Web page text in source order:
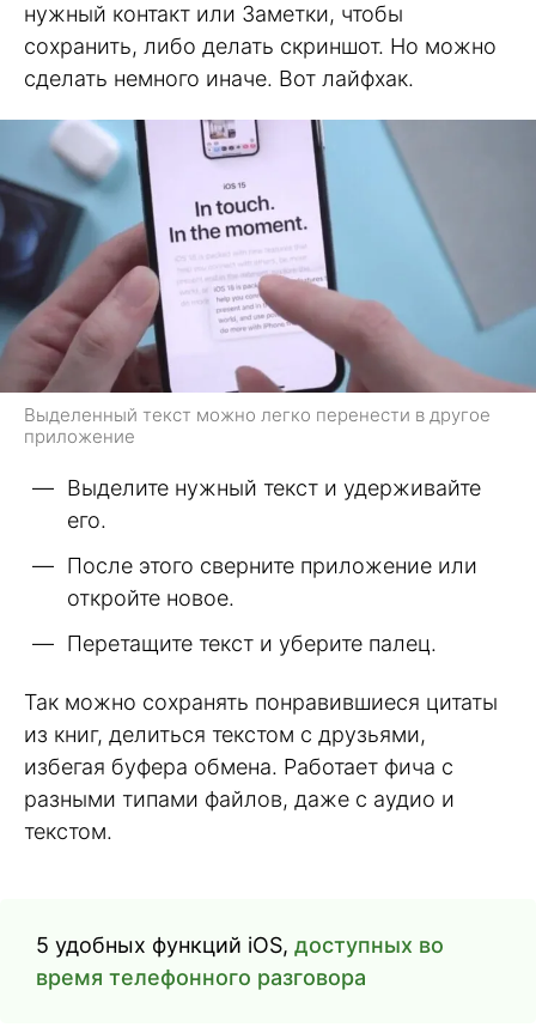
нужный контакт или Заметки, чтобы
сохранить, либо делать скриншот. Но можно
сделать немного иначе. Вот лайфхак.
Выделенный текст можно легко перенести в другое
приложение
Выделите нужный текст и удерживайте
его.
После этого сверните приложение или
откройте новое.
Перетащите текст и уберите палец.
Так можно сохранять понравившиеся цитаты
из книг, делиться текстом с друзьями,
избегая буфера обмена. Работает фича с
разными типами файлов, даже с аудио и
текстом.
5 удобных функций iOS, доступных во
время телефонного разговора